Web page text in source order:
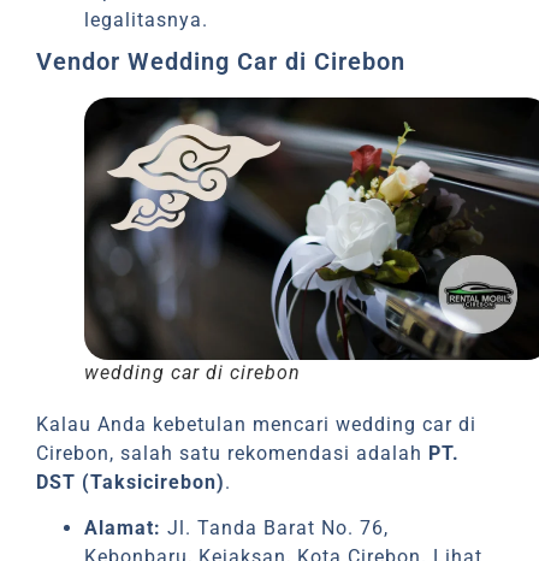
legalitasnya.
Vendor Wedding Car di Cirebon
wedding car di cirebon
Kalau Anda kebetulan mencari wedding car di
Cirebon, salah satu rekomendasi adalah PT.
DST (Taksicirebon).
Alamat: Jl. Tanda Barat No. 76,